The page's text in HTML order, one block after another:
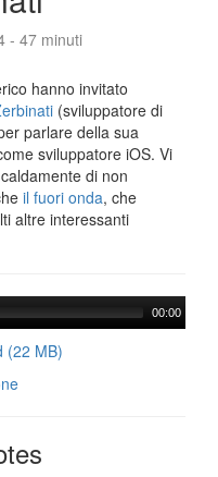
- 47 minuti
hanno invitato
(sviluppatore di
parlare della sua
sviluppatore iOS. Vi
di non
il fuori onda, che
altre interessanti
00:00
(22 MB)